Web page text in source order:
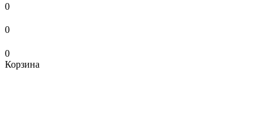
0
0
0
Корзина